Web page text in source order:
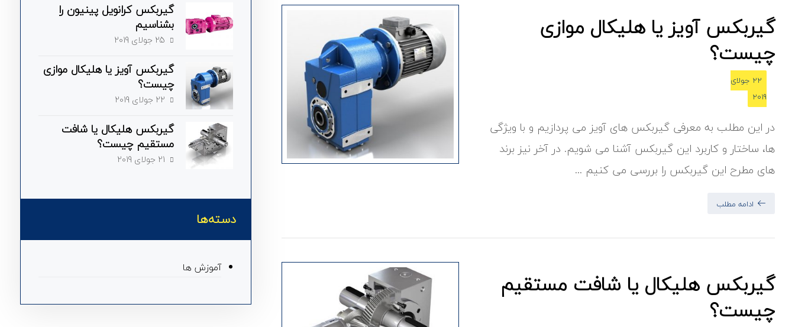
گیربکس آویز یا هلیکال موازی
چیست؟
22 جولای
2019
در این مطلب به معرفی گیربکس های آویز می پردازیم و با ویژگی
ها، ساختار و کاربرد این گیربکس آشنا می شویم. در آخر نیز برند
های مطرح این گیربکس را بررسی می کنیم ...
ادامه مطلب
گیربکس هلیکال یا شافت مستقیم
چیست؟
گیربکس کرانویل پینیون را
بشناسیم
25 جولای 2019
گیربکس آویز یا هلیکال موازی
چیست؟
22 جولای 2019
گیربکس هلیکال یا شافت
مستقیم چیست؟
21 جولای 2019
دسته‌ها
آموزش ها